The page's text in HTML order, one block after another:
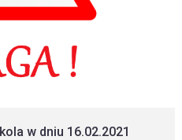
w dniu 16.02.2021